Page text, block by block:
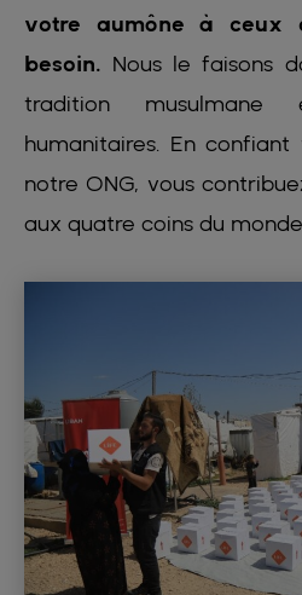
votre aumône à ceux
besoin. Nous le faisons
tradition
humanitaires. En
notre ONG, vous
aux quatre coins du